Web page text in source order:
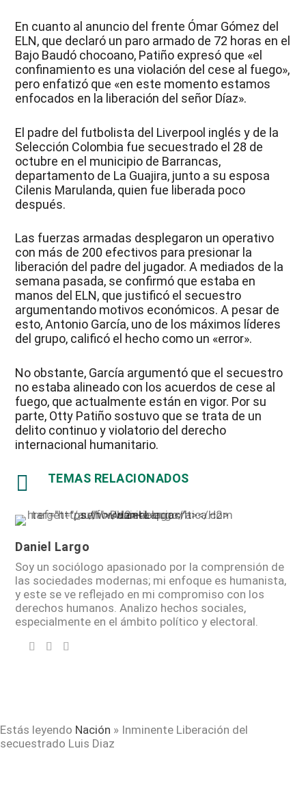
En cuanto al anuncio del frente Ómar Gómez del
ELN, que declaró un paro armado de 72 horas en el
Bajo Baudó chocoano, Patiño expresó que «el
confinamiento es una violación del cese al fuego»,
pero enfatizó que «en este momento estamos
enfocados en la liberación del señor Díaz».
El padre del futbolista del Liverpool inglés y de la
Selección Colombia fue secuestrado el 28 de
octubre en el municipio de Barrancas,
departamento de La Guajira, junto a su esposa
Cilenis Marulanda, quien fue liberada poco
después.
Las fuerzas armadas desplegaron un operativo
con más de 200 efectivos para presionar la
liberación del padre del jugador. A mediados de la
semana pasada, se confirmó que estaba en
manos del ELN, que justificó el secuestro
argumentando motivos económicos. A pesar de
esto, Antonio García, uno de los máximos líderes
del grupo, calificó el hecho como un «error».
No obstante, García argumentó que el secuestro
no estaba alineado con los acuerdos de cese al
fuego, que actualmente están en vigor. Por su
parte, Otty Patiño sostuvo que se trata de un
delito continuo y violatorio del derecho
internacional humanitario.
 TEMAS RELACIONADOS
Daniel Largo
Soy un sociólogo apasionado por la comprensión de
las sociedades modernas; mi enfoque es humanista,
y este se ve reflejado en mi compromiso con los
derechos humanos. Analizo hechos sociales,
especialmente en el ámbito político y electoral.
Estás leyendo Nación » Inminente Liberación del
secuestrado Luis Diaz